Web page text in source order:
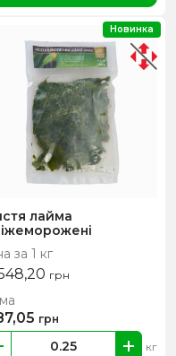
лайма
за 1 кг
грн
кг
грн
Новинка